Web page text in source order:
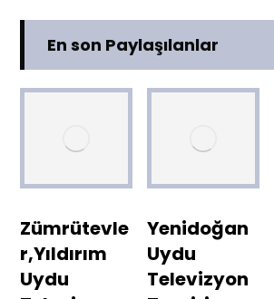
En son Paylaşılanlar
Zümrütevle
r,Yıldırım
Uydu
Yenidoğan
Uydu
Televizyon